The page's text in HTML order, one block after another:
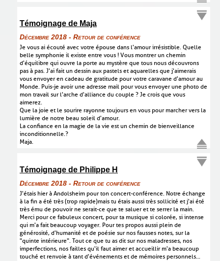
Témoignage de Maja
Décembre 2018 - Retour de conférence
Je vous ai écouté avec votre épouse dans l'amour irrésistible. Quelle
belle symphonie il existe entre vous ! Vous montrer un chemin
d'équilibre qui ouvre la porte au mystère que tous nous découvrons
pas à pas. J'ai fait un dessin aux pastels et aquarelles que j'aimerais
vous envoyer en cadeau de gratitude pour votre caravane d'amour au
Monde. Puis-je avoir une adresse mail pour vous envoyer une photo de
mon travail sur l'arche d'alliance du couple ? Je crois que vous
aimerez.
Que la joie et le sourire rayonne toujours en vous pour marcher vers la
lumière de notre beau soleil d'amour.
La confiance en la magie de la vie est un chemin de bienveillance
inconditionnelle.?
Maja.
Témoignage de Philippe H
Décembre 2018 - Retour de conférence
J'étais hier à Andolsheim pour ton concert-conférence. Notre échange
à la fin a été très (trop rapide)mais tu étais aussi très sollicité et j'ai été
très ému de pouvoir ne serait-ce que te saluer et te serrer la main.
Merci pour ce fabuleux concert, pour ta musique si colorée, si intense
qui m'a fait beaucoup voyager. Pour tes propos aussi plein de
générosité, d'humanité et de poésie sur nos fausses notes, sur la
"quinte intérieure". Tout ce que tu as dit sur nos maladresses, nos
imperfections, nos failles qu'il faut aimer et accueillir m'a beaucoup
touché et renvoie à tant d'événements et de mémoires personnels...